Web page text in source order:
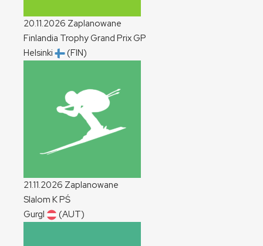
20.11.2026 Zaplanowane
Finlandia Trophy Grand PrixGP
Helsinki
(FIN)
21.11.2026 Zaplanowane
Slalom KPŚ
Gurgl
(AUT)